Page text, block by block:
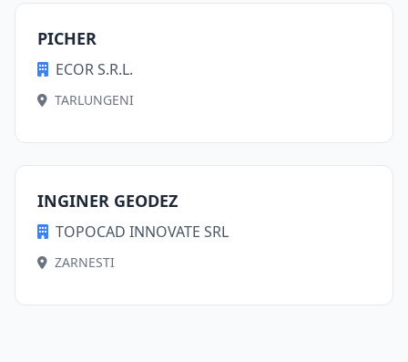
PICHER
ECOR S.R.L.
TARLUNGENI
INGINER GEODEZ
TOPOCAD INNOVATE SRL
ZARNESTI